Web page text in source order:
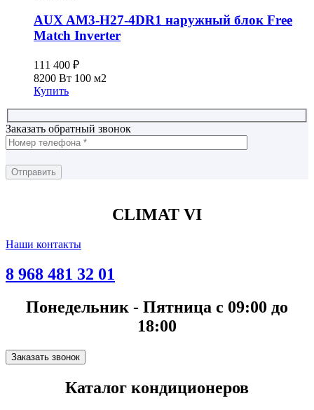
AUX AM3-H27-4DR1 наружный блок Free
Match Inverter
111 400 ₽
8200 Вт 100 м2
Купить
Заказать обратный звонок
CLIMAT VI
Наши контакты
8 968 481 32 01
Понедельник - Пятница с 09:00 до
18:00
Заказать звонок
Каталог кондиционеров